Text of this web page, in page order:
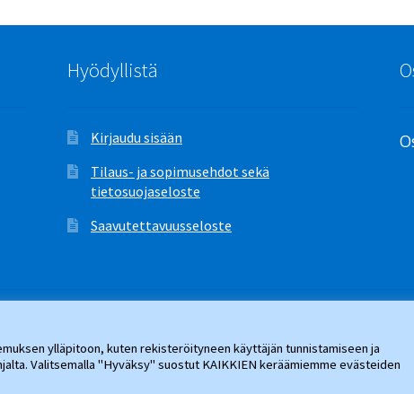
Hyödyllistä
Kirjaudu sisään
Tilaus- ja sopimusehdot sekä
tietosuojaseloste
Saavutettavuusseloste
ylläpitoon, kuten rekisteröityneen käyttäjän tunnistamiseen ja
Valitsemalla "Hyväksy" suostut KAIKKIEN keräämiemme evästeiden